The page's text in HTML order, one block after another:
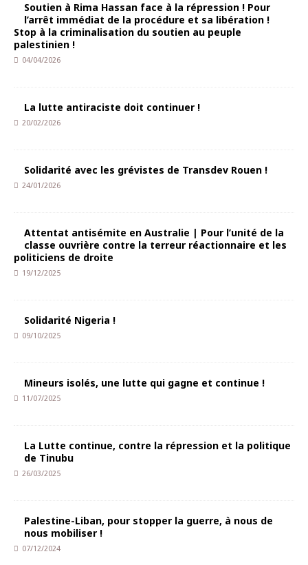
Soutien à Rima Hassan face à la répression ! Pour
l’arrêt immédiat de la procédure et sa libération !
Stop à la criminalisation du soutien au peuple
palestinien !
04/04/2026
La lutte antiraciste doit continuer !
20/02/2026
Solidarité avec les grévistes de Transdev Rouen !
24/01/2026
Attentat antisémite en Australie | Pour l’unité de la
classe ouvrière contre la terreur réactionnaire et les
politiciens de droite
19/12/2025
Solidarité Nigeria !
09/10/2025
Mineurs isolés, une lutte qui gagne et continue !
11/07/2025
La Lutte continue, contre la répression et la politique
de Tinubu
26/03/2025
Palestine-Liban, pour stopper la guerre, à nous de
nous mobiliser !
07/12/2024